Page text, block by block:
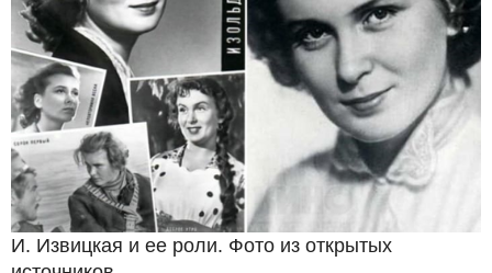
И. Извицкая и ее роли. Фото из открытых